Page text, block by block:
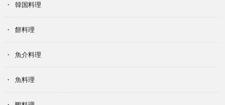
韓国料理
餅料理
魚介料理
魚料理